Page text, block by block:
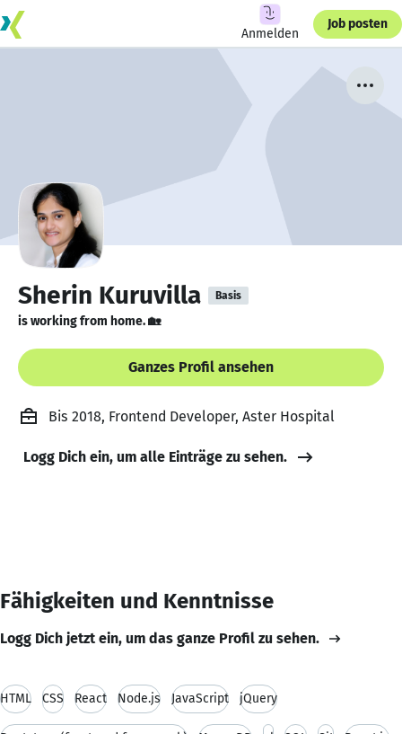
Anmelden
Job posten
Sherin Kuruvilla Basis
is working from home. 🏡
Ganzes Profil ansehen
Bis 2018, Frontend Developer, Aster Hospital
Logg Dich ein, um alle Einträge zu sehen.
Fähigkeiten und Kenntnisse
Logg Dich jetzt ein, um das ganze Profil zu sehen.
HTML CSS React Node.js JavaScript jQuery